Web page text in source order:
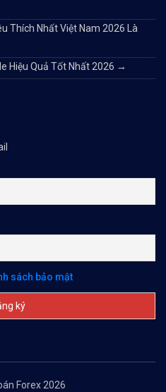
Thích Nhất Việt Nam 2026 Là
Hiệu Quả Tốt Nhất 2026 →
sách bảo mật
Forex 2026